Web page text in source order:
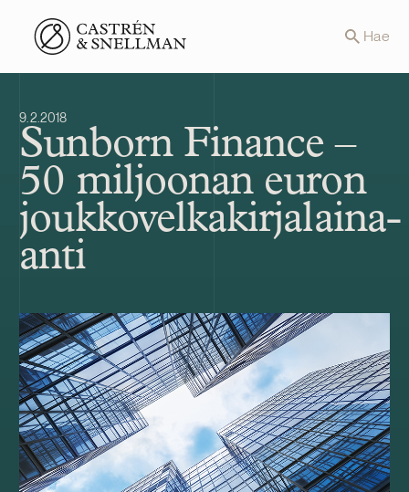
Front page Hae
9.2.2018
Sunborn Finance –
50 miljoonan euron
joukkovelkakirjalaina-
anti